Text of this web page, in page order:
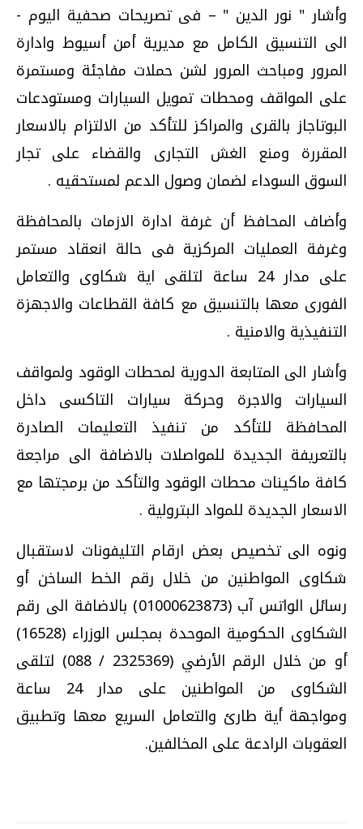
وأشار " نور الدين " – فى تصريحات صحفية اليوم -
الى التنسيق الكامل مع مديرية أمن أسيوط وادارة
المرور ومباحث المرور لشن حملات مفاجئة ومستمرة
على المواقف ومحطات تمويل السيارات ومستودعات
البوتاجاز بالقرى والمراكز للتأكد من الالتزام بالاسعار
المقررة ومنع الغش التجارى والقضاء على تجار
السوق السوداء لضمان وصول الدعم لمستحقيه .
وأضاف المحافظ أن غرفة ادارة الازمات بالمحافظة
وغرفة العمليات المركزية فى حالة انعقاد مستمر
على مدار 24 ساعة لتلقى اية شكاوى والتعامل
الفورى معها بالتنسيق مع كافة القطاعات والاجهزة
التنفيذية والامنية .
وأشار الى المتابعة الدورية لمحطات الوقود ولمواقف
السيارات والاجرة وحركة سيارات التاكسى داخل
المحافظة للتأكد من تنفيذ التعليمات الصادرة
بالتعريفة الجديدة للمواصلات بالاضافة الى مراجعة
كافة ماكينات محطات الوقود والتأكد من برمجتها مع
الاسعار الجديدة للمواد البترولية .
ونوه الى تخصيص بعض ارقام التليفونات لاستقبال
شكاوى المواطنين من خلال رقم الخط الساخن أو
رسائل الواتس آب (01000623873) بالاضافة الى رقم
الشكاوى الحكومية الموحدة بمجلس الوزراء (16528)
أو من خلال الرقم الأرضي (2325369 / 088) لتلقى
الشكاوى من المواطنين على مدار 24 ساعة
ومواجهة أية طارئ والتعامل السريع معها وتطبيق
العقوبات الرادعة على المخالفين.